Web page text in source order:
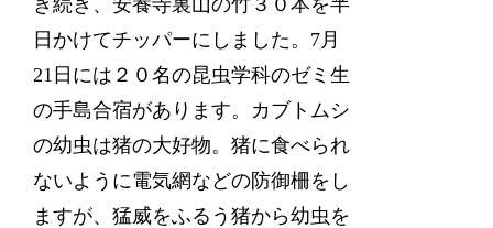
日かけてチッパーにしました。7月
21日には２０名の昆虫学科のゼミ生
の手島合宿があります。カブトムシ
の幼虫は猪の大好物。猪に食べられ
ないように電気網などの防御柵をし
ますが、猛威をふるう猪から幼虫を